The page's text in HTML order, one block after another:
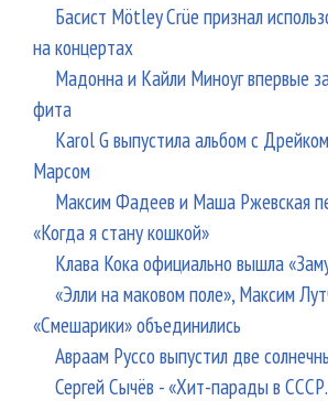
Басист Mötley Crüe признал
на концертах
Мадонна и Кайли Миноуг впервые
фита
Karol G выпустила альбом с
Марсом
Максим Фадеев и Маша Ржевская
«Когда я стану кошкой»
Клава Кока официально вышла
«Элли на маковом поле», Максим
«Смешарики» объединились
Авраам Руссо выпустил две
Сергей Сычёв - «Хит-парады в